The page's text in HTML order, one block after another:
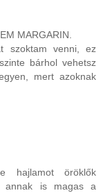
MARGARIN.
szoktam venni, ez
bárhol vehetsz
mert azoknak
hajlamot öröklők
annak is magas a